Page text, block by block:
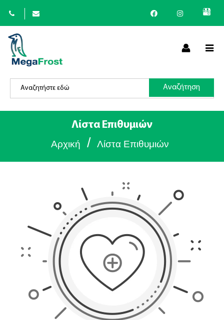
×
Αναζήτηση
Λίστα Επιθυμιών
Αρχική / Λίστα Επιθυμιών
+30)
*Όλα τα παραπάνω πεδία είναι
υποχρεωτικά
Αποδέχομαι τους όρους χρήσης
Αποστολή